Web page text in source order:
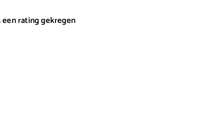
een rating gekregen